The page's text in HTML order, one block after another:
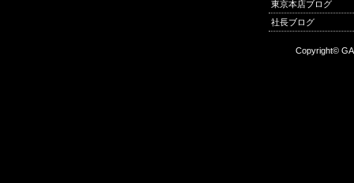
東京本店ブログ
社長ブログ
Copyright©